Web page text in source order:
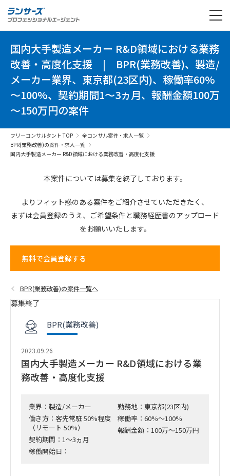
国内大手製造メーカー R&D領域における業務
改善・高度化支援 | BPR(業務改善)、製造/
メーカー業界、東京都(23区内)、稼働率60%
～100%、契約期間1～3ヵ月、報酬金額100万
～150万円の案件
フリーコンサルタント TOP
全コンサル案件・求人一覧
BPR(業務改善)の案件・求人一覧
国内大手製造メーカー R&D領域における業務改善・高度化支援
本案件については募集を終了しております。
よりフィット感のある案件をご紹介させていただきたく、
まずは会員登録のうえ、 ご希望条件と職務経歴書のアップロード
をお願いいたします。
無料で会員登録する
BPR(業務改善)の案件一覧へ
募集終了
BPR(業務改善)
2023.09.26
国内大手製造メーカー R&D領域における業
務改善・高度化支援
業界：製造/メーカー
働き方：客先常駐 50%程度
（リモート 50%）
契約期間：1～3ヵ月
稼働開始日：
勤務地：東京都(23区内)
稼働率：60%～100%
報酬金額：100万～150万円